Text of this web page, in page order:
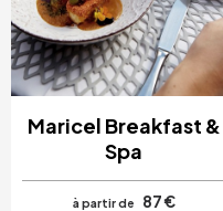
Maricel Breakfast &
Spa
à partir de
87 €